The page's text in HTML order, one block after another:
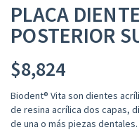
PLACA
POSTERIOR
$8,824
Biodent® Vita son dientes
de resina acrílica dos capas,
de una o más piezas